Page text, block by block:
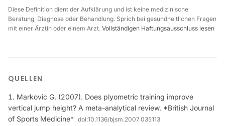
Diese Definition dient der Aufklärung und ist keine medizinische
Beratung, Diagnose oder Behandlung. Sprich bei gesundheitlichen Fragen
mit einer Ärztin oder einem Arzt. Vollständigen Haftungsausschluss lesen
QUELLEN
Markovic G. (2007). Does plyometric training improve
vertical jump height? A meta-analytical review. *British Journal
of Sports Medicine* doi:10.1136/bjsm.2007.035113